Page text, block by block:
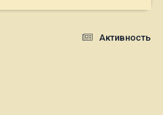
Активность